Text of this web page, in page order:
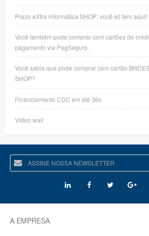
Prazo eXtra informática SHOP: você só tem aqui!
Você também pode comprar com cartões de
pagamento via PagSeguro.
Você sabia que pode comprar com cartão
SHOP?
Financiamento CDC em até 36x
Video wall
A EMPRESA